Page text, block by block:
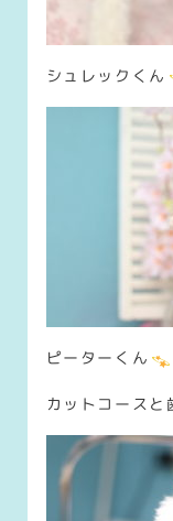
シュレックくん
ピーターくん
カットコースと